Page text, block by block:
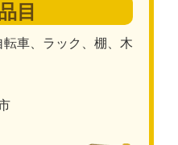
目
車、ラック、棚、木